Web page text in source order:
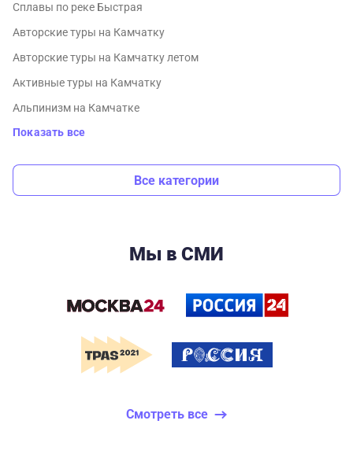
Cплавы по реке Быстрая
Авторские туры на Камчатку
Авторские туры на Камчатку летом
Активные туры на Камчатку
Альпинизм на Камчатке
Показать все
Все категории
Мы в СМИ
Смотреть все